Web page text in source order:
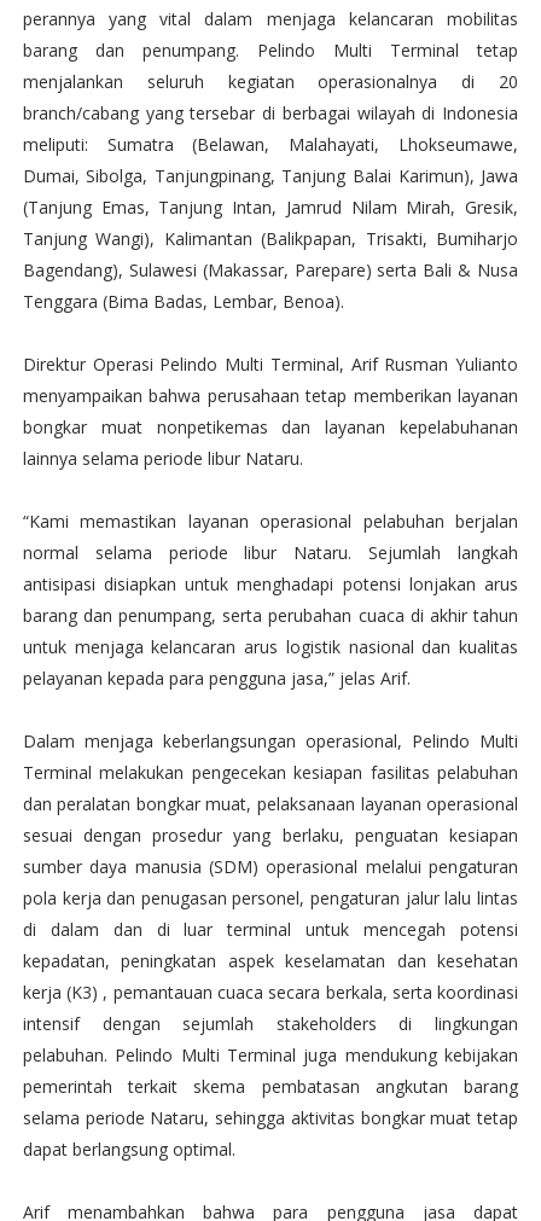
perannya yang vital dalam menjaga kelancaran mobilitas
barang dan penumpang. Pelindo Multi Terminal tetap
menjalankan seluruh kegiatan operasionalnya di 20
branch/cabang yang tersebar di berbagai wilayah di Indonesia
meliputi: Sumatra (Belawan, Malahayati, Lhokseumawe,
Dumai, Sibolga, Tanjungpinang, Tanjung Balai Karimun), Jawa
(Tanjung Emas, Tanjung Intan, Jamrud Nilam Mirah, Gresik,
Tanjung Wangi), Kalimantan (Balikpapan, Trisakti, Bumiharjo
Bagendang), Sulawesi (Makassar, Parepare) serta Bali & Nusa
Tenggara (Bima Badas, Lembar, Benoa).
Direktur Operasi Pelindo Multi Terminal, Arif Rusman Yulianto
menyampaikan bahwa perusahaan tetap memberikan layanan
bongkar muat nonpetikemas dan layanan kepelabuhanan
lainnya selama periode libur Nataru.
“Kami memastikan layanan operasional pelabuhan berjalan
normal selama periode libur Nataru. Sejumlah langkah
antisipasi disiapkan untuk menghadapi potensi lonjakan arus
barang dan penumpang, serta perubahan cuaca di akhir tahun
untuk menjaga kelancaran arus logistik nasional dan kualitas
pelayanan kepada para pengguna jasa,” jelas Arif.
Dalam menjaga keberlangsungan operasional, Pelindo Multi
Terminal melakukan pengecekan kesiapan fasilitas pelabuhan
dan peralatan bongkar muat, pelaksanaan layanan operasional
sesuai dengan prosedur yang berlaku, penguatan kesiapan
sumber daya manusia (SDM) operasional melalui pengaturan
pola kerja dan penugasan personel, pengaturan jalur lalu lintas
di dalam dan di luar terminal untuk mencegah potensi
kepadatan, peningkatan aspek keselamatan dan kesehatan
kerja (K3) , pemantauan cuaca secara berkala, serta koordinasi
intensif dengan sejumlah stakeholders di lingkungan
pelabuhan. Pelindo Multi Terminal juga mendukung kebijakan
pemerintah terkait skema pembatasan angkutan barang
selama periode Nataru, sehingga aktivitas bongkar muat tetap
dapat berlangsung optimal.
Arif menambahkan bahwa para pengguna jasa dapat